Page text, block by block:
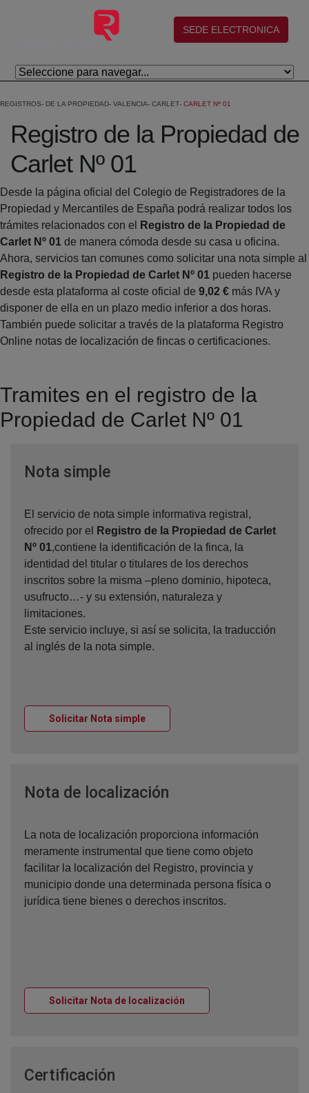
Saltar al contenido principal
(abre en nueva ventana)
SEDE ELECTRONICA
REGISTROS DE LA PROPIEDAD VALENCIA CARLET CARLET Nº 01
Registro de la Propiedad de
Carlet Nº 01
Desde la página oficial del Colegio de Registradores de la
Propiedad y Mercantiles de España podrá realizar todos los
trámites relacionados con el
Registro de la Propiedad de
Carlet Nº 01 de manera cómoda desde su casa u oficina.
Ahora, servicios tan comunes como solicitar una nota simple al
Registro de la Propiedad de Carlet Nº 01 pueden hacerse
desde esta plataforma al coste oficial de 9,02 € más IVA y
disponer de ella en un plazo medio inferior a dos horas.
También puede solicitar a través de la plataforma Registro
Online notas de localización de fincas o certificaciones.
Tramites en el registro de la
Propiedad de Carlet Nº 01
Nota simpleVentana nueva
El servicio de nota simple informativa registral,
ofrecido por el
Registro de la Propiedad de Carlet
Nº 01,contiene la identificación de la finca, la
identidad del titular o titulares de los derechos
inscritos sobre la misma –pleno dominio, hipoteca,
usufructo…- y su extensión, naturaleza y
limitaciones.
Este servicio incluye, si así se solicita, la traducción
al inglés de la nota simple.
Solicitar Nota simpleVentana nueva
Nota de localización
La nota de localización proporciona información
meramente instrumental que tiene como objeto
facilitar la localización del Registro, provincia y
municipio donde una determinada persona física o
jurídica tiene bienes o derechos inscritos.
Solicitar Nota de localización
Certificación